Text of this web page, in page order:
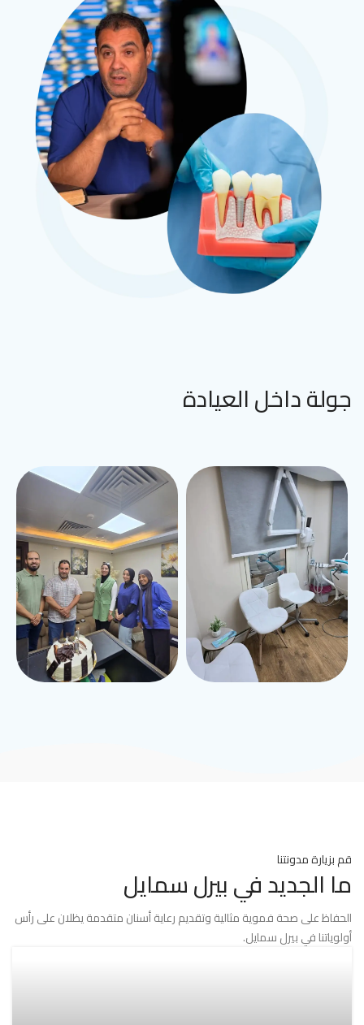
جولة داخل العيادة
قم بزيارة مدونتنا
ما الجديد في بيرل سمايل
الحفاظ على صحة فموية مثالية وتقديم رعاية أسنان متقدمة يظلان على رأس
أولوياتنا في بيرل سمايل.